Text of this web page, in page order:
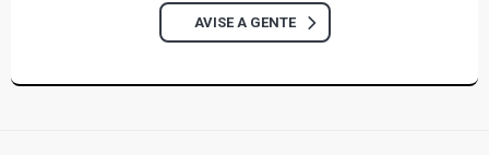
AVISE A GENTE